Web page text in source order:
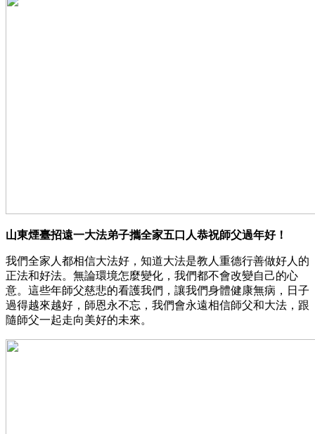
山東煙臺招遠一大法弟子攜全家五口人恭祝師父過年好！
我們全家人都相信大法好，知道大法是教人重德行善做好人的
正法和好法。無論環境怎麼變化，我們都不會改變自己的心
意。這些年師父慈悲的看護我們，讓我們身體健康無病，日子
過得越來越好，師恩永不忘，我們會永遠相信師父和大法，跟
隨師父一起走向美好的未來。